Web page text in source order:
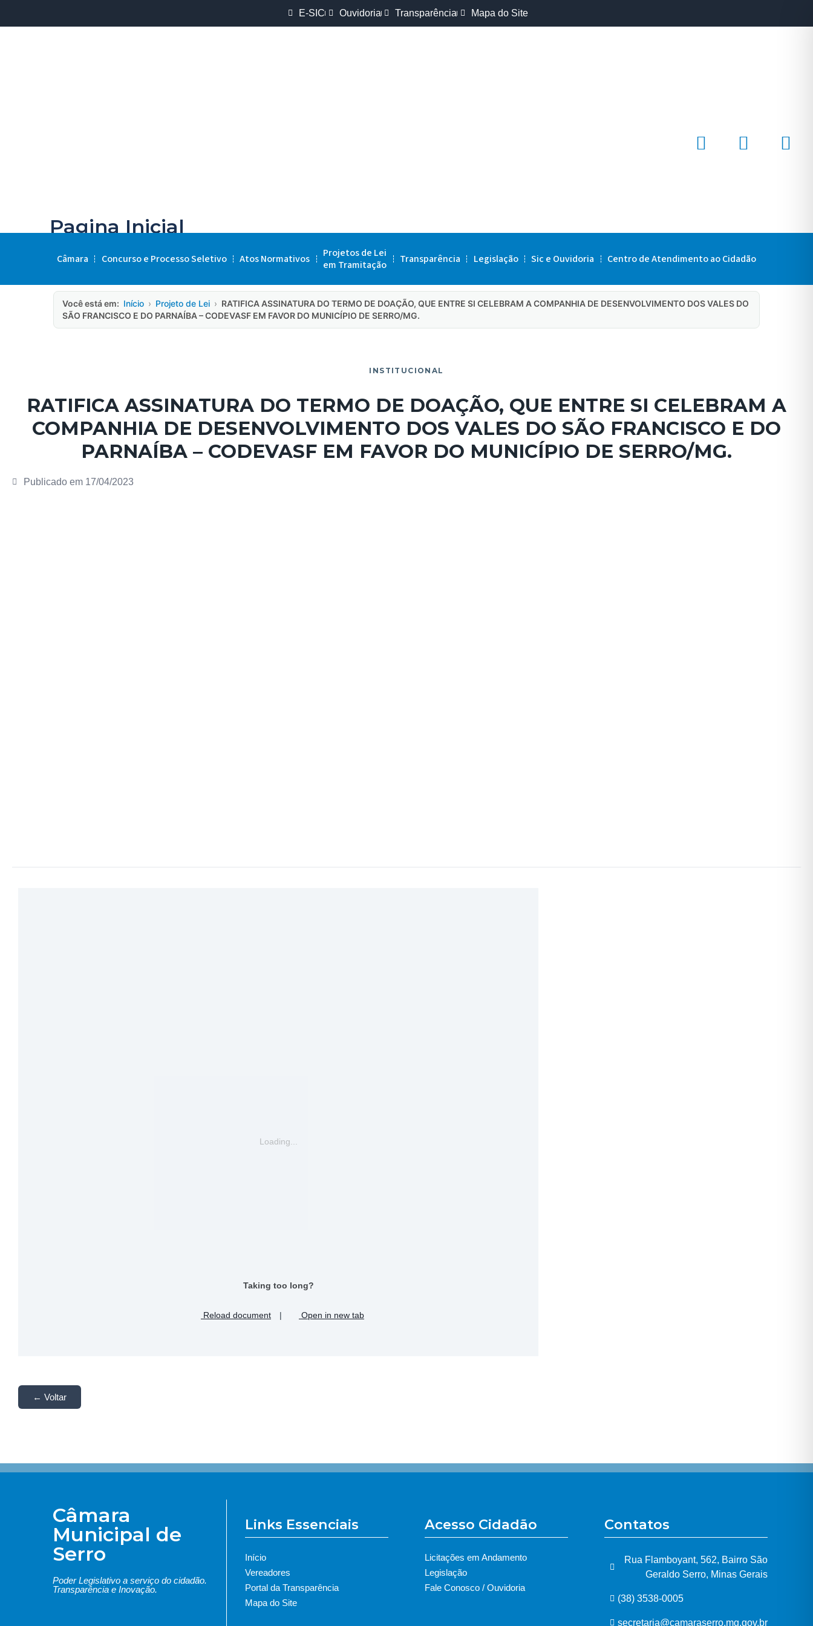
E-SIC Ouvidoria Transparência Mapa do Site
Pagina Inicial
Câmara Concurso e Processo Seletivo Atos Normativos
Projetos de Lei
em Tramitação
Transparência Legislação Sic e Ouvidoria Centro de Atendimento ao Cidadão
Você está em: Início › Projeto de Lei › RATIFICA ASSINATURA DO TERMO DE DOAÇÃO, QUE ENTRE SI CELEBRAM A COMPANHIA DE DESENVOLVIMENTO DOS VALES DO
SÃO FRANCISCO E DO PARNAÍBA – CODEVASF EM FAVOR DO MUNICÍPIO DE SERRO/MG.
INSTITUCIONAL
RATIFICA ASSINATURA DO TERMO DE DOAÇÃO, QUE ENTRE SI CELEBRAM A
COMPANHIA DE DESENVOLVIMENTO DOS VALES DO SÃO FRANCISCO E DO
PARNAÍBA – CODEVASF EM FAVOR DO MUNICÍPIO DE SERRO/MG.
Publicado em 17/04/2023
Loading...
Taking too long?
Reload document | Open in new tab
← Voltar
Câmara
Municipal de
Serro
Poder Legislativo a serviço do cidadão.
Transparência e Inovação.
Links Essenciais
Início
Vereadores
Portal da Transparência
Mapa do Site
Acesso Cidadão
Licitações em Andamento
Legislação
Fale Conosco / Ouvidoria
Contatos
Rua Flamboyant, 562, Bairro São
Geraldo Serro, Minas Gerais
(38) 3538-0005
secretaria@camaraserro.mg.gov.br